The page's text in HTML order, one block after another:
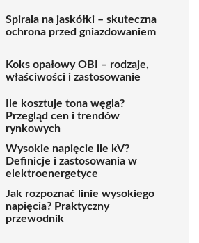
Spirala na jaskółki – skuteczna
ochrona przed gniazdowaniem
Koks opałowy OBI – rodzaje,
właściwości i zastosowanie
Ile kosztuje tona węgla?
Przegląd cen i trendów
rynkowych
Wysokie napięcie ile kV?
Definicje i zastosowania w
elektroenergetyce
Jak rozpoznać linie wysokiego
napięcia? Praktyczny
przewodnik